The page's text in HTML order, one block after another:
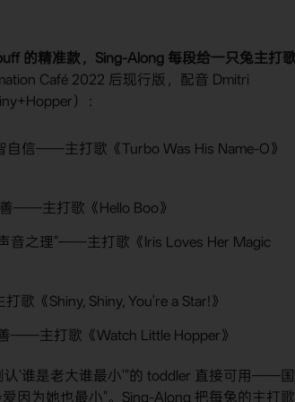
的精准款，Sing-Along 每段给一只兔主打歌
Café 2022 后现行版，配音 Dmitri
）：
信——主打歌《Turbo Was His Name-O》
——主打歌《Hello Boo》
音之理"——主打歌《Iris Loves Her Magic
《Shiny, Shiny, You're a Star!》
——主打歌《Watch Little Hopper》
认'谁是老大谁最小'"的 toddler 直接可用——
因为她也最小"。Sing-Along 把每兔的主打